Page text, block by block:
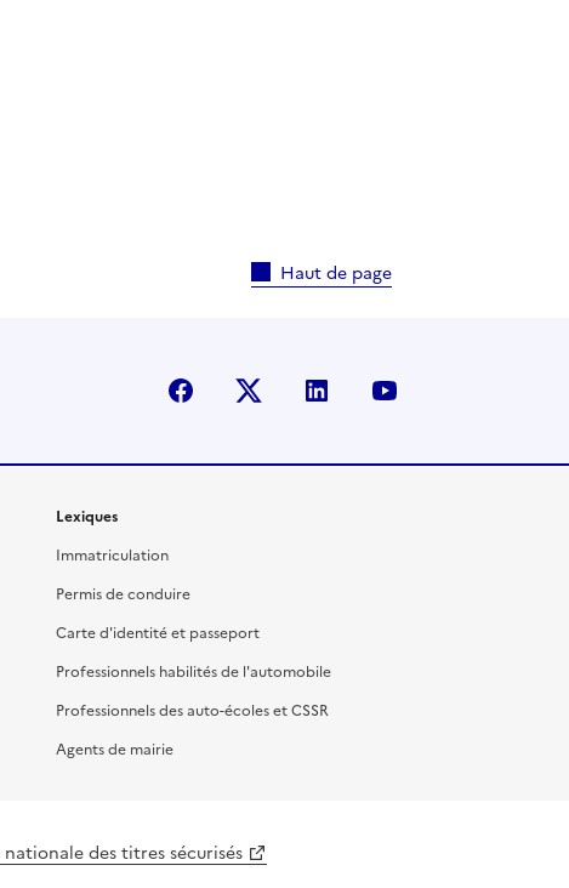
Haut de page
facebook X (anciennement Twitter)
linkedin
Lexiques
Immatriculation
Permis de conduire
Carte d'identité et passeport
Professionnels habilités de l'automobile
Professionnels des auto-écoles et CSSR
Agents de mairie
nationale des titres sécurisés